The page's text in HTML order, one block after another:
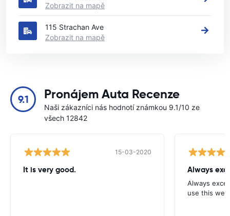
Zobrazit na mapě
115 Strachan Ave
Zobrazit na mapě
9.1 Pronájem Auta Recenze
Naši zákazníci nás hodnotí známkou 9.1/10 ze
všech 12842
15-03-2020
It is very good. Always
Always
use this